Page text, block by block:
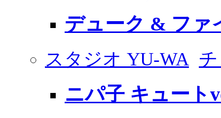
デューク & ファ
スタジオ YU-WA
ニパ子 キュート